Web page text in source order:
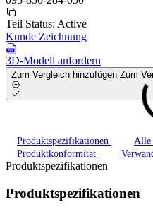
Teil Status: Active
Kunde Zeichnung
3D-Modell anfordern
Zum Vergleich hinzufügen Zum
Produktspezifikationen
Alle
Produktkonformität
Produktspezifikationen
Produktspezifikationen